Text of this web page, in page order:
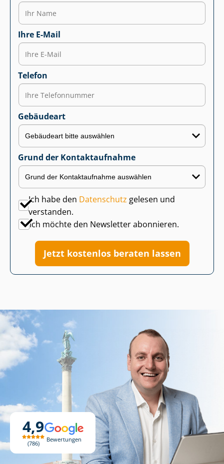
4,9
786
Bewertungen
Ihre E-Mail
Telefon
Gebäudeart
Grund der Kontaktaufnahme
Ich habe den Datenschutz gelesen und
verstanden.
Ich möchte den Newsletter abonnieren.
Jetzt kostenlos beraten lassen